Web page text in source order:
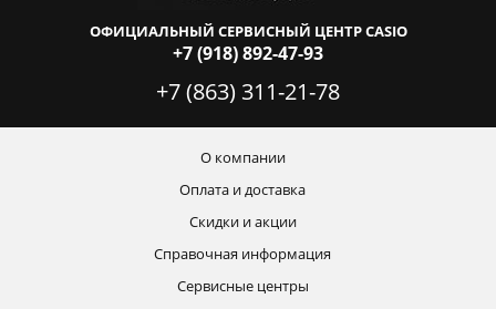
ОФИЦИАЛЬНЫЙ СЕРВИСНЫЙ ЦЕНТР CASIO
+7 (918) 892-47-93
+7 (863) 311-21-78
О компании
Оплата и доставка
Скидки и акции
Справочная информация
Сервисные центры